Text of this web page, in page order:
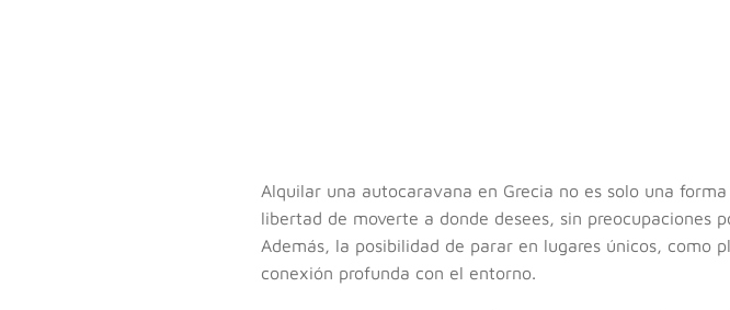
Alquilar una autocaravana en Grecia no es solo una
libertad de moverte a donde desees, sin preocupaciones
Además, la posibilidad de parar en lugares únicos, como
conexión profunda con el entorno.